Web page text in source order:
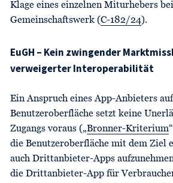
Klage eines einzelnen Miturhebers
Gemeinschaftswerk (C-182/24).
EuGH – Kein zwingender
verweigerter Interoperabilität
Ein Anspruch eines App-Anbieters
Benutzeroberfläche setzt keine
Zugangs voraus („Bronner-Kriterium
die Benutzeroberfläche mit dem Ziel
auch Drittanbieter-Apps
die Drittanbieter-App für